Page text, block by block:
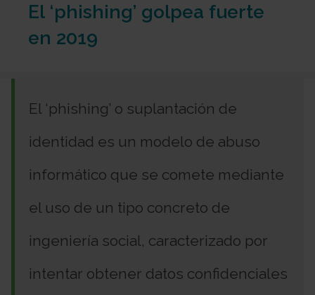
El ‘phishing’ golpea fuerte
en 2019
El ‘phishing’ o suplantación de
identidad es un modelo de abuso
informático que se comete mediante
el uso de un tipo concreto de
ingeniería social, caracterizado por
intentar obtener datos confidenciales